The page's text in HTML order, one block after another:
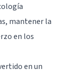
mantener la
en los
en un